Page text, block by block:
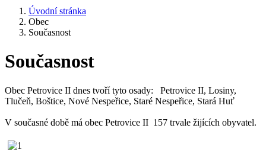
Úvodní stránka
Obec
Současnost
Současnost
Obec Petrovice II dnes tvoří tyto osady: Petrovice II, Losiny,
Tlučeň, Boštice, Nové Nespeřice, Staré Nespeřice, Stará Huť
V současné době má obec Petrovice II 157 trvale žijících obyvatel.